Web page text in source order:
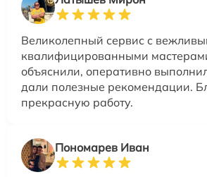
Великолепный сервис с
квалифицированными
объяснили, оперативно
дали полезные рекомендации.
прекрасную работу.
Пономарев Иван